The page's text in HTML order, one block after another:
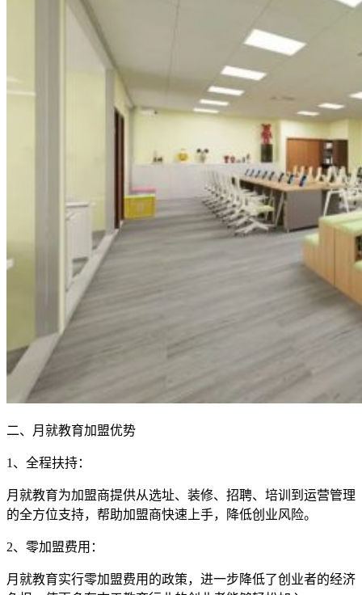
二、月就教育加盟优势
1、全程扶持：
月就教育为加盟商提供从选址、装修、招聘、培训到运营管理
的全方位支持，帮助加盟商快速上手，降低创业风险。
2、零加盟费用：
月就教育实行零加盟费用的政策，进一步降低了创业者的经济